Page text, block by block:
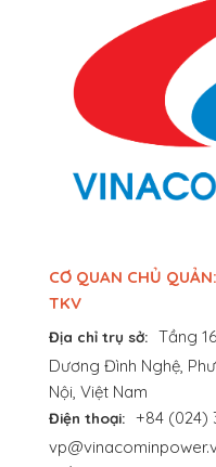
CƠ QUAN CHỦ
TKV
Địa chỉ trụ sở: Tầng
Dương Đình Nghệ,
Nội, Việt Nam
Điện thoại: +84 (024)